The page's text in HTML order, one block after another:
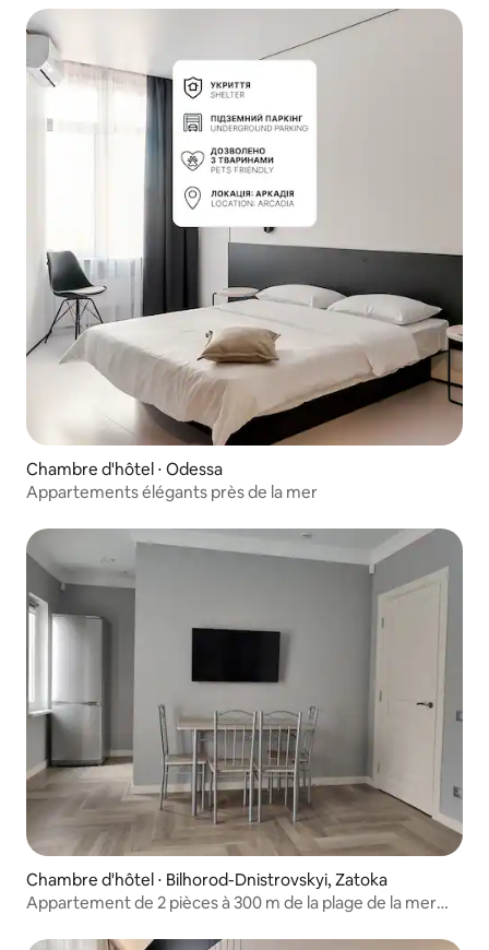
Chambre d'hôtel ⋅ Odessa
Appartements élégants près de la mer
Chambre d'hôtel ⋅ Bilhorod-Dnistrovskyi, Zatoka
Appartement de 2 pièces à 300 m de la plage de la mer